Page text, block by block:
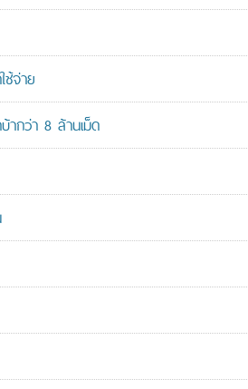
จ่าย
กว่า 8 ล้านเม็ด